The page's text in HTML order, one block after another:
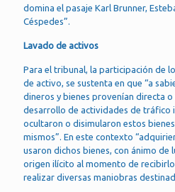
domina el pasaje Karl Brunner,
Céspedes”.
Lavado de activos
Para el tribunal, la participación de
de activo, se sustenta en que “a
dineros y bienes provenían directa
desarrollo de actividades de tráfico
ocultaron o disimularon estos
mismos”. En este contexto
usaron dichos bienes, con ánimo de
origen ilícito al momento de
realizar diversas maniobras